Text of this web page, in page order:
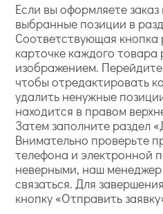
Если вы оформляете
выбранные позиции в
Соответствующая кнопка
карточке каждого товара
изображением.
чтобы отредактировать
удалить ненужные
находится в правом
Затем заполните раздел
Внимательно проверьте
телефона и электронной
неверными, наш
связаться. Для
кнопку «Отправить